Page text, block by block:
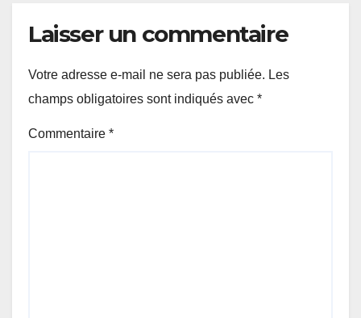
Laisser un commentaire
Votre adresse e-mail ne sera pas publiée. Les
champs obligatoires sont indiqués avec *
Commentaire *